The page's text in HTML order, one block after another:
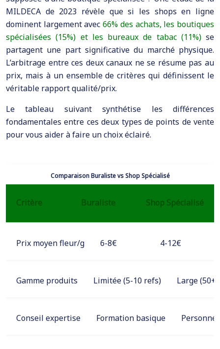
MILDECA de 2023 révèle que si les shops en ligne
dominent largement avec66% des achats, les boutiques
spécialisées (15%) et les bureaux de tabac (11%)se
partagent une part significative du marché physique.
L’arbitrage entre ces deux canaux ne se résume pas au
prix, mais à un ensemble de critères qui définissent le
véritable rapport qualité/prix.
Le tableau suivant synthétise les différences
fondamentales entre ces deux types de points de vente
pour vous aider à faire un choix éclairé.
Comparaison Buraliste vs Shop Spécialisé
Critère Buraliste Shop Spécialisé
Prix moyen fleur/g 6-8€ 4-12€
Gamme produits Limitée (5-10 refs) Large (50+
Conseil expertise Formation basique